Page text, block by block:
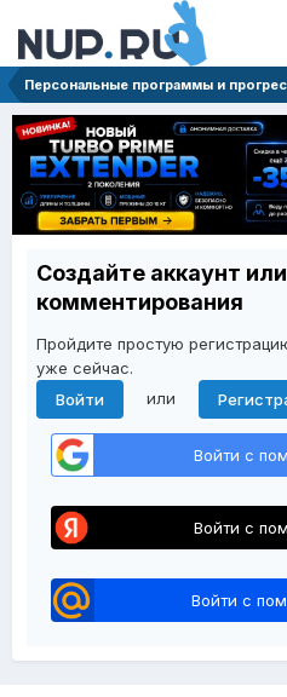
Персональные программы и
Создайте аккаунт
комментирования
Пройдите простую
уже сейчас.
Войти
или
Войти с
Войти с
Войти с